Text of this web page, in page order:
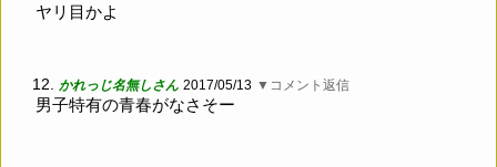
ヤリ目かよ
12. かれっじ名無しさん 2017/05/13 ▼コメント返信
男子特有の青春がなさそー